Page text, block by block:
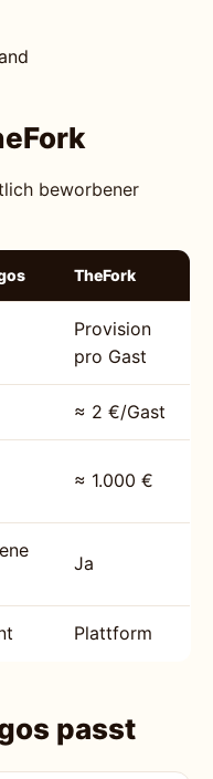
beworbener
TheFork
Provision
pro Gast
≈ 2 €/Gast
≈ 1.000 €
Ja
Plattform
passt